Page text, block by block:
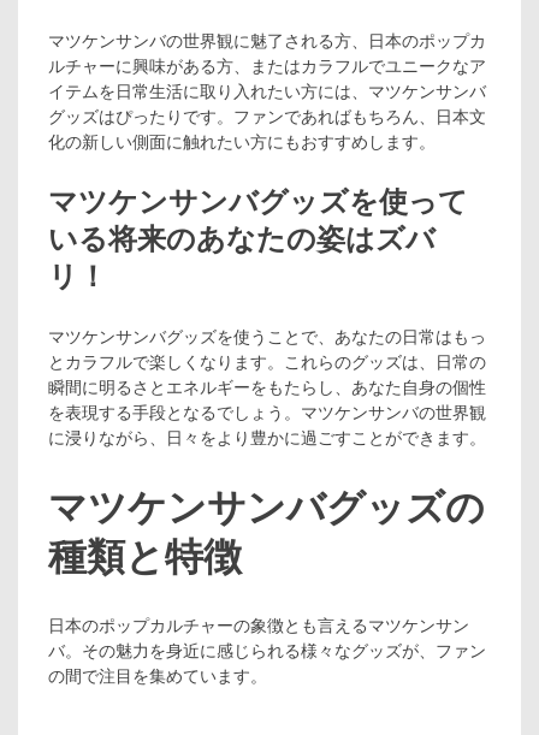
マツケンサンバの世界観に魅了される方、日本のポップカ
ルチャーに興味がある方、またはカラフルでユニークなア
イテムを日常生活に取り入れたい方には、マツケンサンバ
グッズはぴったりです。ファンであればもちろん、日本文
化の新しい側面に触れたい方にもおすすめします。
マツケンサンバグッズを使って
いる将来のあなたの姿はズバ
リ！
マツケンサンバグッズを使うことで、あなたの日常はもっ
とカラフルで楽しくなります。これらのグッズは、日常の
瞬間に明るさとエネルギーをもたらし、あなた自身の個性
を表現する手段となるでしょう。マツケンサンバの世界観
に浸りながら、日々をより豊かに過ごすことができます。
マツケンサンバグッズの
種類と特徴
日本のポップカルチャーの象徴とも言えるマツケンサン
バ。その魅力を身近に感じられる様々なグッズが、ファン
の間で注目を集めています。